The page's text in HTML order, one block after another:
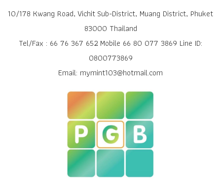
10/178 Kwang Road, Vichit Sub-District, Muang District, Phuket
83000 Thailand
Tel/Fax : 66 76 367 652 Mobile 66 80 077 3869 Line ID:
0800773869
Email: mymint103@hotmail.com